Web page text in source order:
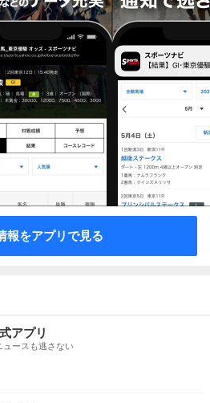
報をアプリで見る
アプリ
ュースも逃さない